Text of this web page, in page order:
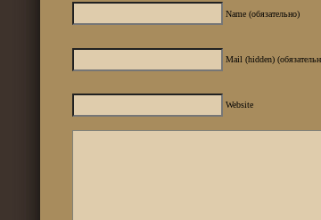
Name (обязательно)
Mail (hidden)
Website